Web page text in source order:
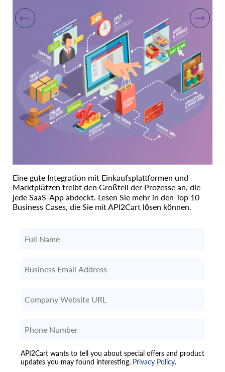
Eine gute Integration mit Einkaufsplattformen und
Marktplätzen treibt den Großteil der Prozesse an, die
jede SaaS-App abdeckt. Lesen Sie mehr in den Top 10
Business Cases, die Sie mit API2Cart lösen können.
API2Cart wants to tell you about special offers and product
updates you may found interesting. Privacy Policy.